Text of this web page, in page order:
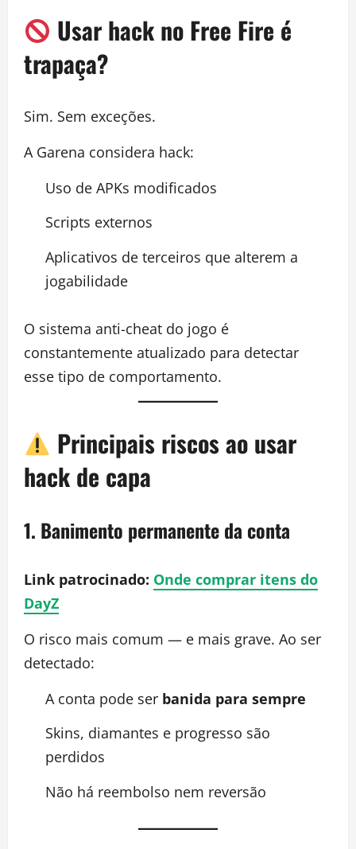
Usar hack no Free Fire é
trapaça?
Sim. Sem exceções.
A Garena considera hack:
Uso de APKs modificados
Scripts externos
Aplicativos de terceiros que alterem a
jogabilidade
O sistema anti-cheat do jogo é
constantemente atualizado para detectar
esse tipo de comportamento.
Principais riscos ao usar
hack de capa
1. Banimento permanente da conta
Link patrocinado: Onde comprar itens do
DayZ
O risco mais comum — e mais grave. Ao ser
detectado:
A conta pode ser banida para sempre
Skins, diamantes e progresso são
perdidos
Não há reembolso nem reversão